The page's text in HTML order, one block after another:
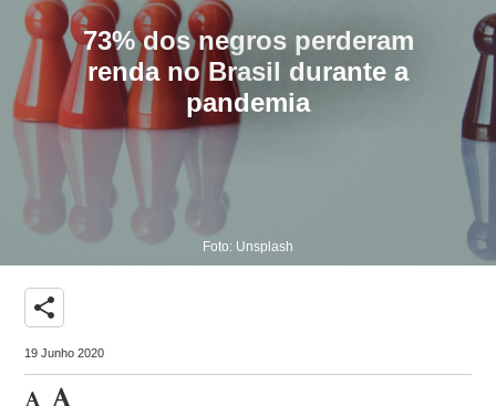
73% dos negros perderam
renda no Brasil durante a
pandemia
Foto: Unsplash
share
19 Junho 2020